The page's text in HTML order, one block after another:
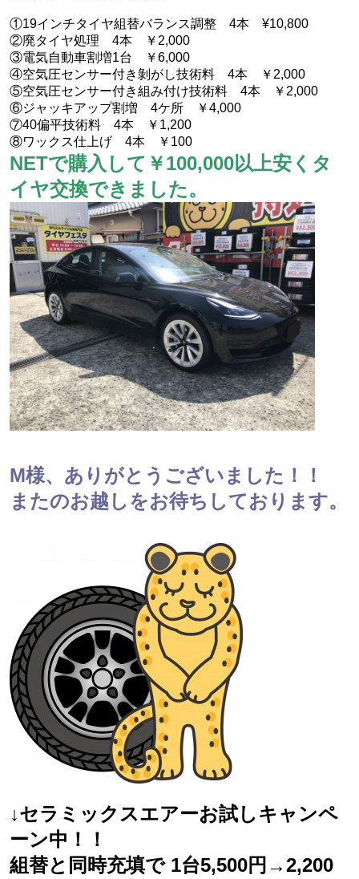
①19インチタイヤ組替バランス調整 4本 ¥10,800
②廃タイヤ処理 4本 ￥2,000
③電気自動車割増1台 ￥6,000
④空気圧センサー付き剝がし技術料 4本 ￥2,000
⑤空気圧センサー付き組み付け技術料 4本 ￥2,000
⑥ジャッキアップ割増 4ケ所 ￥4,000
⑦40偏平技術料 4本 ￥1,200
⑧ワックス仕上げ 4本 ￥100
NETで購入して￥100,000以上安くタ
イヤ交換できました。
M様、ありがとうございました！！
またのお越しをお待ちしております。
↓セラミックスエアーお試しキャンペ
ーン中！！
組替と同時充填で 1台5,500円→2,200